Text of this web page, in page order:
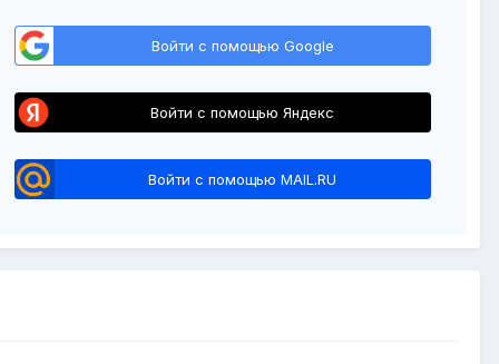
Войти с помощью Google
Войти с помощью Яндекс
Войти с помощью MAIL.RU